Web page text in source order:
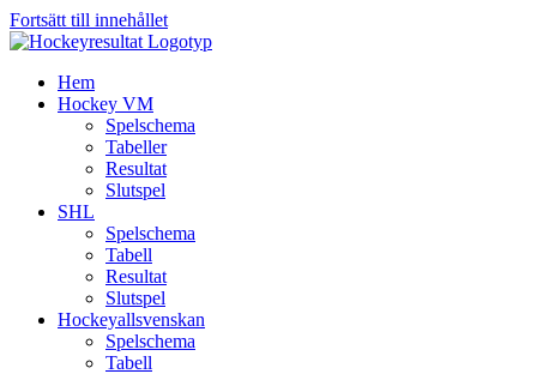
Fortsätt till innehållet
Hem
Hockey VM
Spelschema
Tabeller
Resultat
Slutspel
SHL
Spelschema
Tabell
Resultat
Slutspel
Hockeyallsvenskan
Spelschema
Tabell